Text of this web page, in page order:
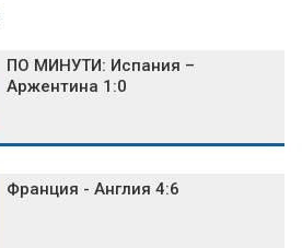
ПО МИНУТИ: Испания –
Аржентина 1:0
Франция - Англия 4:6